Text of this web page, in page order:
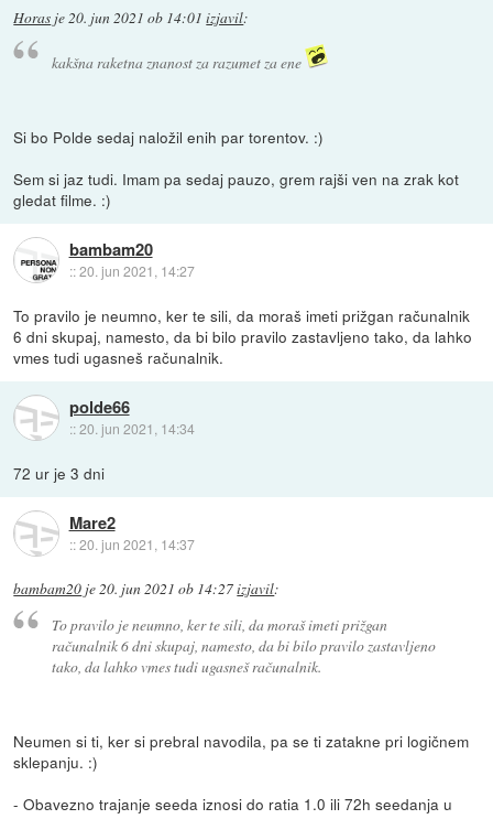
Horas je20. jun 2021 ob 14:01 izjavil:
kakšna raketna znanost za razumet za ene
Si bo Polde sedaj naložil enih par torentov. :)
Sem si jaz tudi. Imam pa sedaj pauzo, grem rajši ven na zrak kot
gledat filme. :)
bambam20
::20. jun 2021, 14:27
To pravilo je neumno, ker te sili, da moraš imeti prižgan računalnik
6 dni skupaj, namesto, da bi bilo pravilo zastavljeno tako, da lahko
vmes tudi ugasneš računalnik.
polde66
::20. jun 2021, 14:34
72 ur je 3 dni
Mare2
::20. jun 2021, 14:37
bambam20 je 20. jun 2021 ob 14:27izjavil:
To pravilo je neumno, ker te sili, da moraš imeti prižgan
računalnik 6 dni skupaj, namesto, da bi bilo pravilo zastavljeno
tako, da lahko vmes tudi ugasneš računalnik.
Neumen si ti, ker si prebral navodila, pa se ti zatakne pri logičnem
sklepanju. :)
- Obavezno trajanje seeda iznosi do ratia 1.0 ili 72h seedanja u